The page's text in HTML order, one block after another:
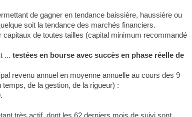
de gagner en tendance baissière, haussière ou
soit la tendance des marchés financiers.
de toutes tailles (capital minimum recommandé
... testées en bourse avec succès en phase réelle de
revenu annuel en moyenne annuelle au cours des 9
de la gestion, de la rigueur) :